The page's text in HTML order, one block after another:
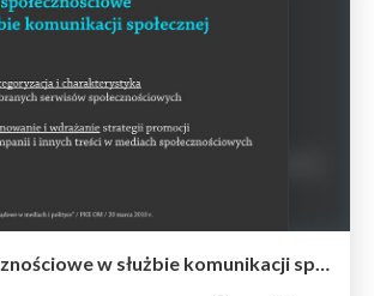
Media społecznościowe w służbie komunikacji społecznej